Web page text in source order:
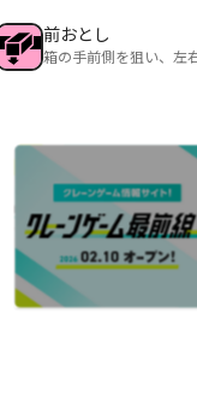
前おとし
箱の手前側を狙い、左